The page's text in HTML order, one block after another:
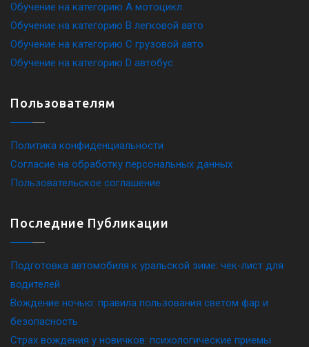
Обучение на категорию A мотоцикл
Обучение на категорию B легковой авто
Обучение на категорию C грузовой авто
Обучение на категорию D автобус
Пользователям
Политика конфиденциальности
Согласие на обработку персональных данных
Пользовательское соглашение
Последние Публикации
Подготовка автомобиля к уральской зиме: чек-лист для
водителей
Вождение ночью: правила пользования светом фар и
безопасность
Страх вождения у новичков: психологические приемы